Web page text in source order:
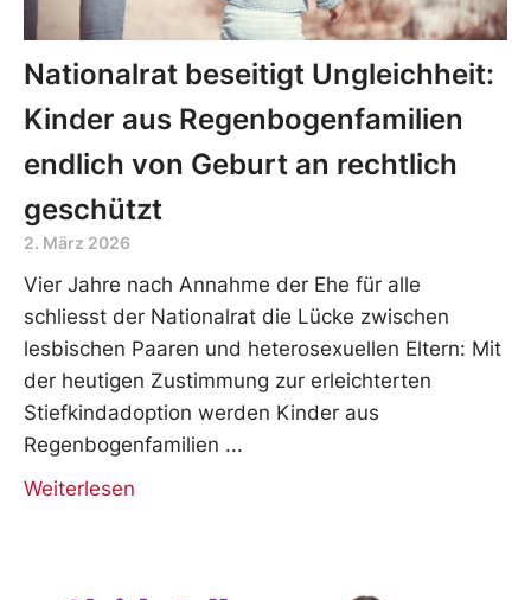
Nationalrat beseitigt Ungleichheit:
Kinder aus Regenbogenfamilien
endlich von Geburt an rechtlich
geschützt
2. März 2026
Vier Jahre nach Annahme der Ehe für alle
schliesst der Nationalrat die Lücke zwischen
lesbischen Paaren und heterosexuellen Eltern: Mit
der heutigen Zustimmung zur erleichterten
Stiefkindadoption werden Kinder aus
Regenbogenfamilien
Weiterlesen